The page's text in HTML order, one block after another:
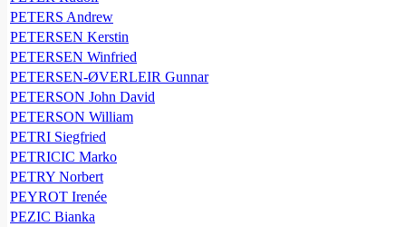
PETERS Andrew
PETERSEN Kerstin
PETERSEN Winfried
PETERSEN-ØVERLEIR Gunnar
PETERSON John David
PETERSON William
PETRI Siegfried
PETRICIC Marko
PETRY Norbert
PEYROT Irenée
PEZIC Bianka